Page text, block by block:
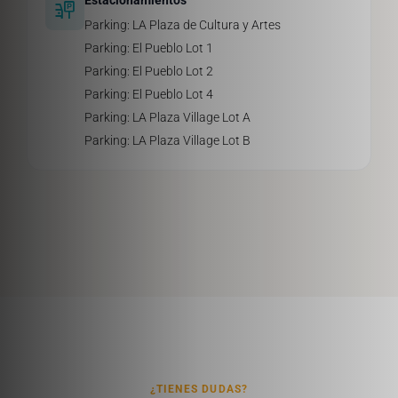
parking_sign
Parking: LA Plaza de Cultura y Artes
Parking: El Pueblo Lot 1
Parking: El Pueblo Lot 2
Parking: El Pueblo Lot 4
Parking: LA Plaza Village Lot A
Parking: LA Plaza Village Lot B
¿TIENES DUDAS?